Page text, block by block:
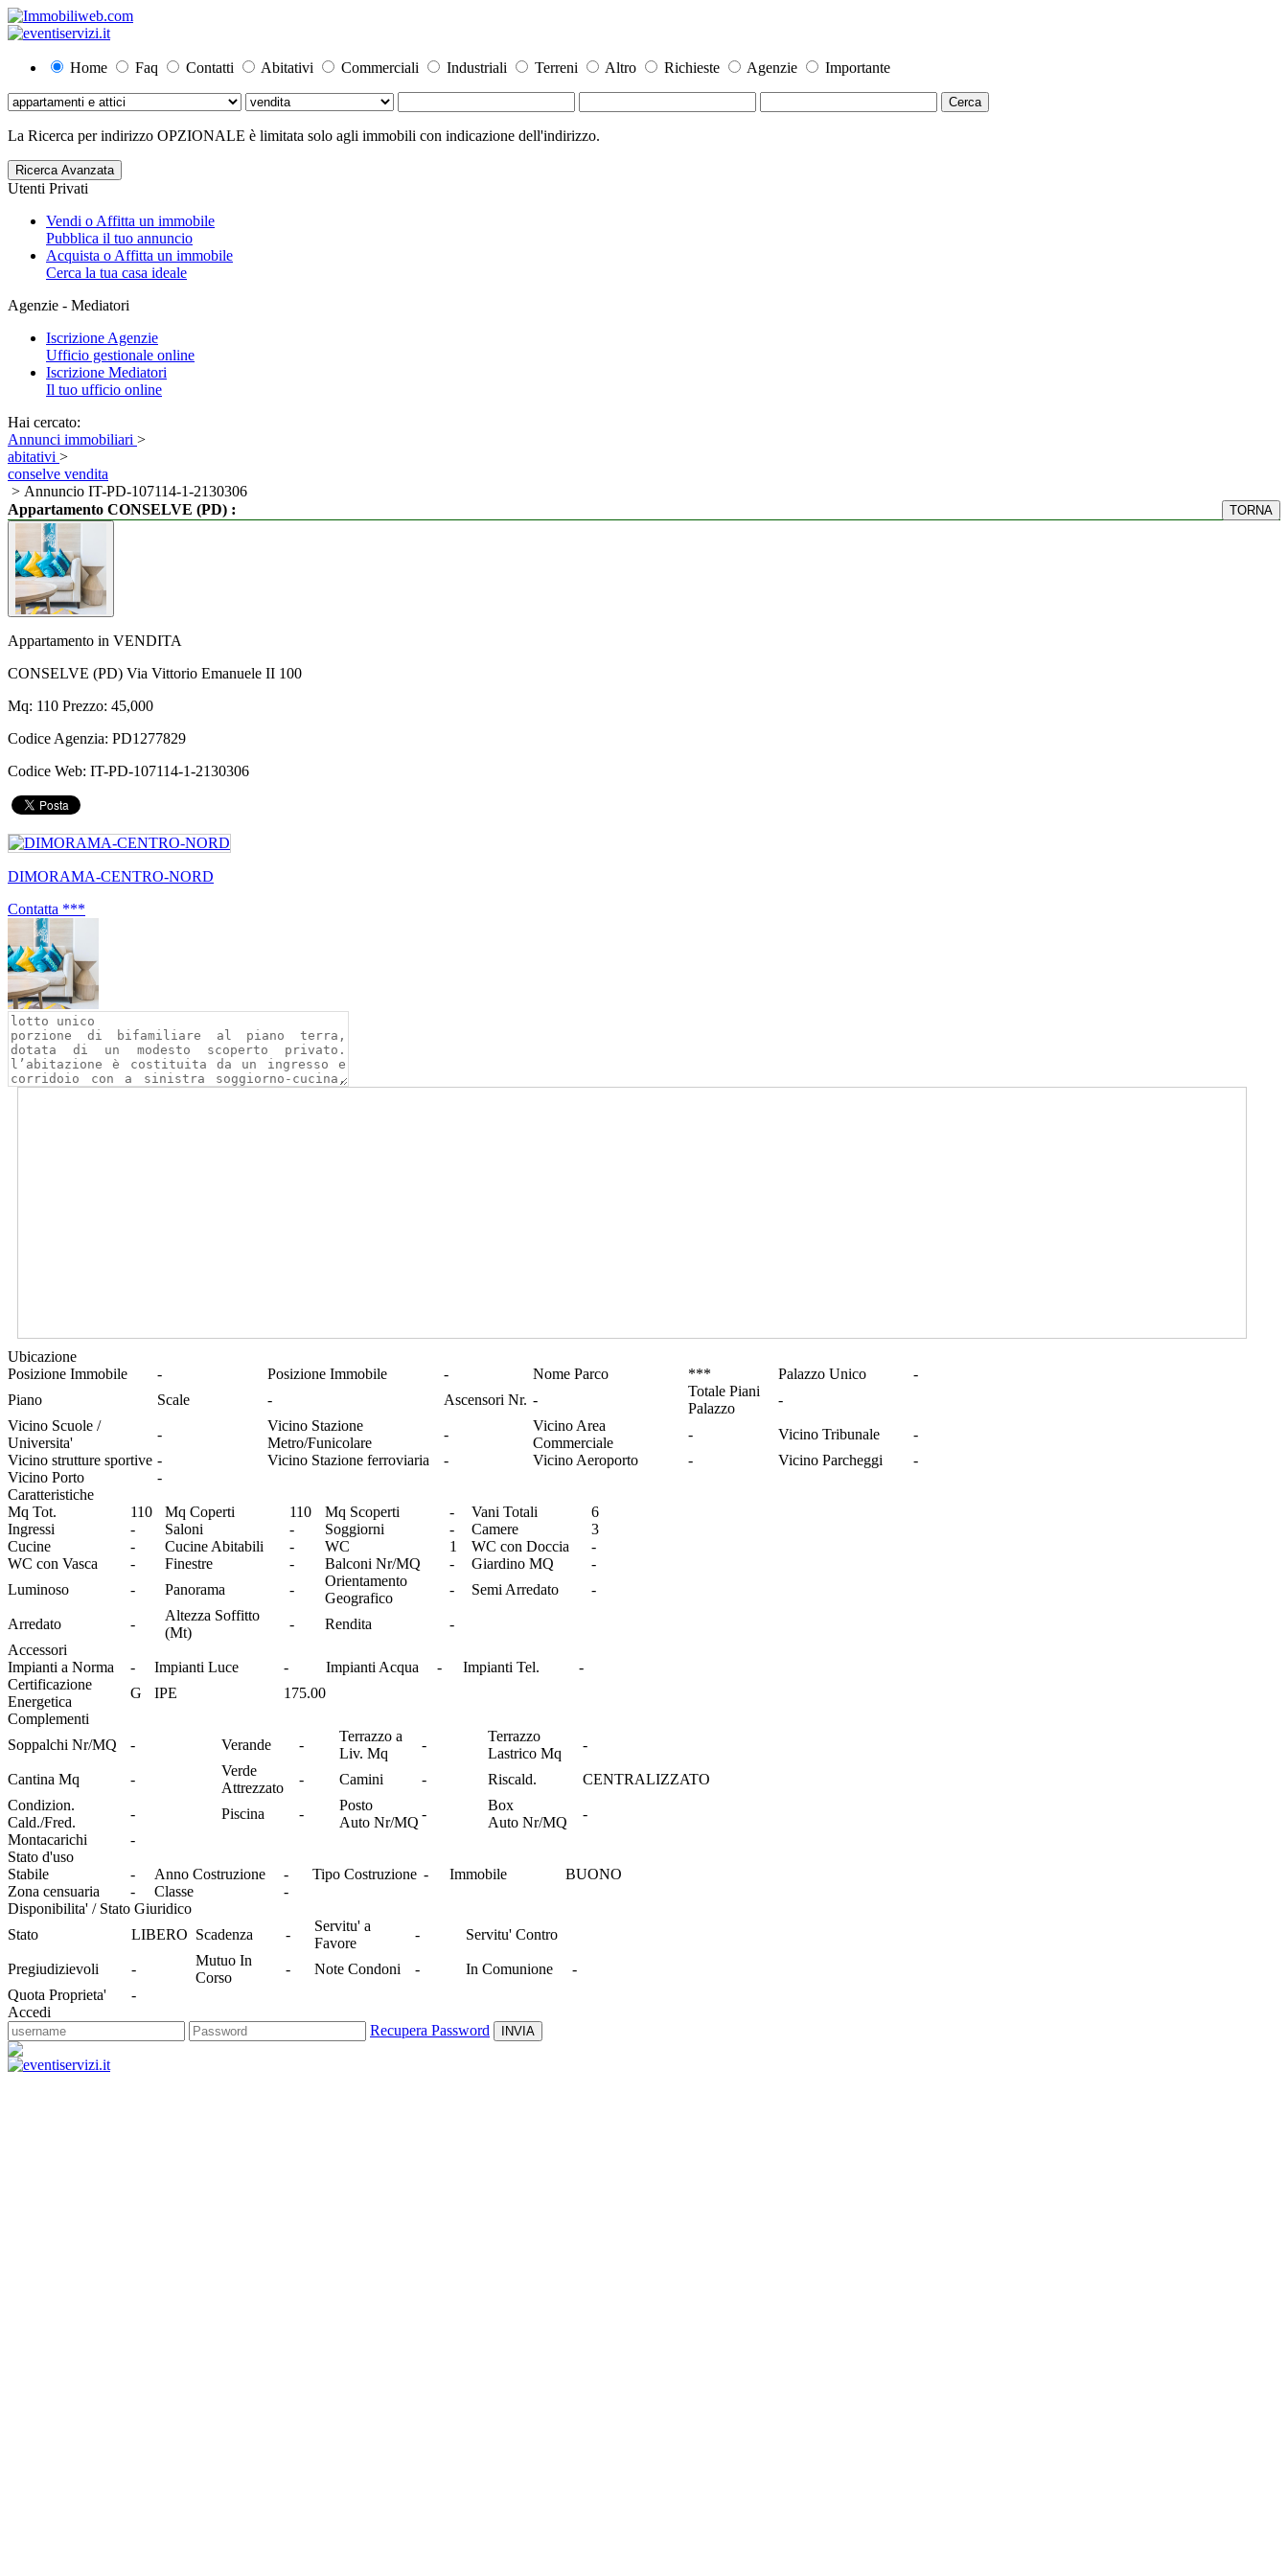
Home Faq Contatti Abitativi Commerciali Industriali Terreni Altro Richieste Agenzie Importante
La Ricerca per indirizzo OPZIONALE è limitata solo agli immobili con indicazione dell'indirizzo.
Ricerca Avanzata
Utenti Privati
Vendi o Affitta un immobile
Pubblica il tuo annuncio
Acquista o Affitta un immobile
Cerca la tua casa ideale
Agenzie - Mediatori
Iscrizione Agenzie
Ufficio gestionale online
Iscrizione Mediatori
Il tuo ufficio online
Hai cercato:
Annunci immobiliari >
abitativi >
conselve vendita
> Annuncio IT-PD-107114-1-2130306
Appartamento CONSELVE (PD) :
Appartamento in VENDITA
CONSELVE (PD) Via Vittorio Emanuele II 100
Mq: 110 Prezzo: 45,000
Codice Agenzia: PD1277829
Codice Web: IT-PD-107114-1-2130306
DIMORAMA-CENTRO-NORD
Contatta ***
Ubicazione
Posizione Immobile
- Posizione Immobile - Nome Parco *** Palazzo Unico
-
Piano
Scale - Ascensori Nr. -
Totale Piani
Palazzo
-
Vicino Scuole /
Universita'
-
Vicino Stazione
Metro/Funicolare
-
Vicino Area
Commerciale
- Vicino Tribunale
-
Vicino strutture sportive - Vicino Stazione ferroviaria - Vicino Aeroporto - Vicino Parcheggi
-
Vicino Porto
-
Caratteristiche
Mq Tot.
110 Mq Coperti 110 Mq Scoperti - Vani Totali
6
Ingressi
- Saloni - Soggiorni - Camere
3
Cucine
- Cucine Abitabili - WC 1 WC con Doccia
-
WC con Vasca
- Finestre - Balconi Nr/MQ - Giardino MQ
-
Luminoso
- Panorama -
Orientamento
Geografico
- Semi Arredato -
Arredato -
Altezza Soffitto
(Mt)
- Rendita
-
Accessori
Impianti a Norma
- Impianti Luce - Impianti Acqua - Impianti Tel.
-
Certificazione
Energetica
G IPE
175.00
Complementi
Soppalchi Nr/MQ
- Verande -
Terrazzo a
Liv. Mq
-
Terrazzo
Lastrico Mq
-
Cantina Mq -
Verde
Attrezzato
- Camini - Riscald.
CENTRALIZZATO
Condizion.
Cald./Fred.
- Piscina -
Posto
Auto Nr/MQ
-
Box
Auto Nr/MQ
-
Montacarichi
-
Stato d'uso
Stabile
- Anno Costruzione - Tipo Costruzione - Immobile
BUONO
Zona censuaria
- Classe
-
Disponibilita' / Stato Giuridico
Stato
LIBERO Scadenza -
Servitu' a
Favore
- Servitu' Contro
Pregiudizievoli -
Mutuo In
Corso
- Note Condoni - In Comunione
-
Quota Proprieta'
-
Accedi
Recupera Password